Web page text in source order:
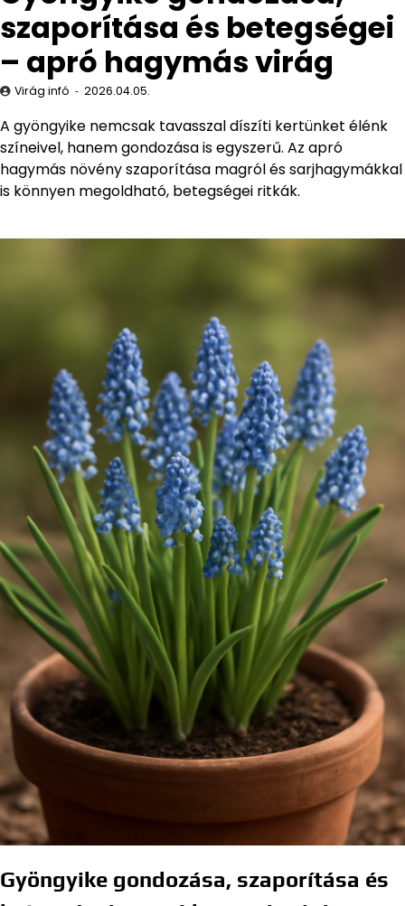
szaporítása és betegségei
– apró hagymás virág
Virág infó 2026.04.05.
A gyöngyike nemcsak tavasszal díszíti kertünket élénk
színeivel, hanem gondozása is egyszerű. Az apró
hagymás növény szaporítása magról és sarjhagymákkal
is könnyen megoldható, betegségei ritkák.
Gyöngyike gondozása, szaporítása és